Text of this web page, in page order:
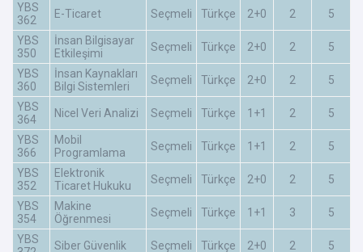
YBS
362
E-Ticaret Seçmeli Türkçe 2+0 2 5
YBS
350
İnsan Bilgisayar
Etkileşimi
Seçmeli Türkçe 2+0 2 5
YBS
360
İnsan Kaynakları
Bilgi Sistemleri
Seçmeli Türkçe 2+0 2 5
YBS
364
Nicel Veri Analizi Seçmeli Türkçe 1+1 2 5
YBS
366
Mobil
Programlama
Seçmeli Türkçe 1+1 2 5
YBS
352
Elektronik
Ticaret Hukuku
Seçmeli Türkçe 2+0 2 5
YBS
354
Makine
Öğrenmesi
Seçmeli Türkçe 1+1 3 5
YBS
Siber Güvenlik Seçmeli Türkçe 2+0 2 5